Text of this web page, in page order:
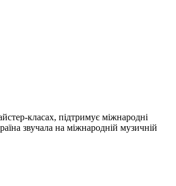
класах, підтримує міжнародні
звучала на міжнародній музичній